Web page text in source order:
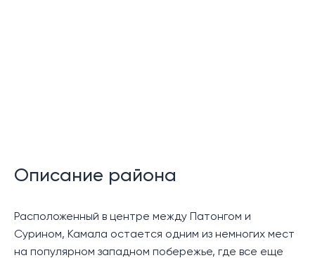
Роскошная резиденция апартаментов MontAzure
дорогу от берега моря в одном из самых популярных
районов острова на пляже Камала устанавливает
Описание района
Расположенный в центре между Патонгом и
Сурином, Камала остается одним из немногих мест
на популярном западном побережье, где все еще